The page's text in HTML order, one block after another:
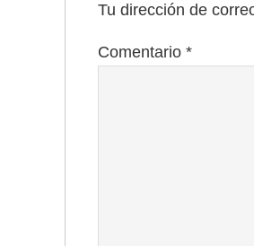
Tu dirección de
Comentario *